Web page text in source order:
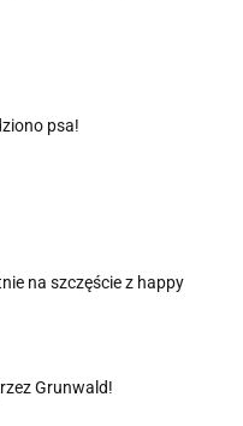
psa!
na szczęście z happy
Grunwald!